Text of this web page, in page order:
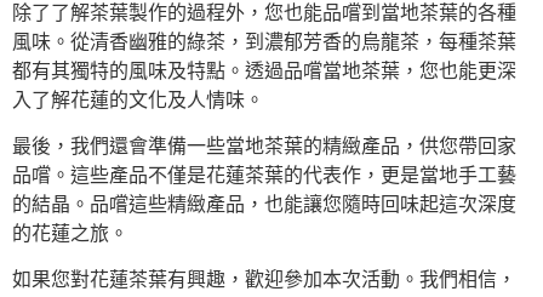
除了了解茶葉製作的過程外，您也能品嚐到當地茶葉的各種
風味。從清香幽雅的綠茶，到濃郁芳香的烏龍茶，每種茶葉
都有其獨特的風味及特點。透過品嚐當地茶葉，您也能更深
入了解花蓮的文化及人情味。
最後，我們還會準備一些當地茶葉的精緻產品，供您帶回家
品嚐。這些產品不僅是花蓮茶葉的代表作，更是當地手工藝
的結晶。品嚐這些精緻產品，也能讓您隨時回味起這次深度
的花蓮之旅。
如果您對花蓮茶葉有興趣，歡迎參加本次活動。我們相信，